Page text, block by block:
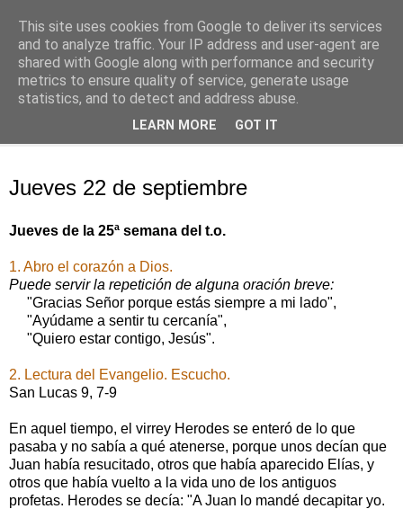
Oración personal
con el Evangelio de cada día
Jueves 22 de septiembre
Jueves de la 25ª semana del t.o.
1. Abro el corazón a Dios.
Puede servir la repetición de alguna oración breve:
"Gracias Señor porque estás siempre a mi lado",
"Ayúdame a sentir tu cercanía",
"Quiero estar contigo, Jesús".
2. Lectura del Evangelio. Escucho.
San Lucas 9, 7-9
En aquel tiempo, el virrey Herodes se enteró de lo que
pasaba y no sabía a qué atenerse, porque unos decían que
Juan había resucitado, otros que había aparecido Elías, y
otros que había vuelto a la vida uno de los antiguos
profetas. Herodes se decía: "A Juan lo mandé decapitar yo.
This site uses cookies from Google to deliver its services
and to analyze traffic. Your IP address and user-agent are
shared with Google along with performance and security
metrics to ensure quality of service, generate usage
statistics, and to detect and address abuse.
LEARN MORE GOT IT